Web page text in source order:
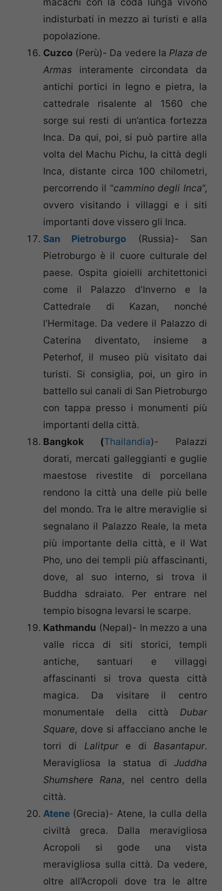
macachi con la coda lunga vivono
indisturbati in mezzo ai turisti e alla
popolazione.
Cuzco (Perù)- Da vedere la Plaza de
Armas interamente circondata da
antichi portici in legno e pietra, la
cattedrale risalente al 1560 che
sorge sui resti di un’antica fortezza
Inca. Da qui, poi, si può partire alla
volta del Machu Pichu, la città degli
Inca, distante circa 100 chilometri,
percorrendo il “cammino degli Inca”,
ovvero visitando i villaggi e i siti
importanti dove vissero gli Inca.
San Pietroburgo (Russia)- San
Pietroburgo è il cuore culturale del
paese. Ospita gioielli architettonici
come il Palazzo d’Inverno e la
Cattedrale di Kazan, nonché
l’Hermitage. Da vedere il Palazzo di
Caterina diventato, insieme a
Peterhof, il museo più visitato dai
turisti. Si consiglia, poi, un giro in
battello sui canali di San Pietroburgo
con tappa presso i monumenti più
importanti della città.
Bangkok (Thailandia)- Palazzi
dorati, mercati galleggianti e guglie
maestose rivestite di porcellana
rendono la città una delle più belle
del mondo. Tra le altre meraviglie si
segnalano il Palazzo Reale, la meta
più importante della città, e il Wat
Pho, uno dei templi più affascinanti,
dove, al suo interno, si trova il
Buddha sdraiato. Per entrare nel
tempio bisogna levarsi le scarpe.
Kathmandu (Nepal)- In mezzo a una
valle ricca di siti storici, templi
antiche, santuari e villaggi
affascinanti si trova questa città
magica. Da visitare il centro
monumentale della città Dubar
Square, dove si affacciano anche le
torri di Lalitpur e di Basantapur.
Meravigliosa la statua di Juddha
Shumshere Rana, nel centro della
città.
Atene (Grecia)- Atene, la culla della
civiltà greca. Dalla meravigliosa
Acropoli si gode una vista
meravigliosa sulla città. Da vedere,
oltre all’Acropoli dove tra le altre